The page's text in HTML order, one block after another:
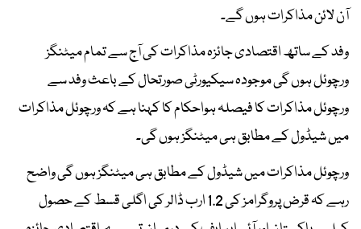
آن لائن مذاکرات ہوں گے۔
وفد کے ساتھ اقتصادی جائزہ مذاکرات کی آج سے تمام میٹنگز
ورچوئل ہوں گی موجودہ سیکیورٹی صورتحال کے باعث وفد سے
ورچوئل مذاکرات کا فیصلہ ہواحکام کا کہنا ہے کہ ورچوئل مذاکرات
میں شیڈول کے مطابق ہی میٹنگز ہوں گی۔
ورچوئل مذاکرات میں شیڈول کے مطابق ہی میٹنگز ہوں گی واضح
رہے کہ قرض پروگرامز کی 1.2 ارب ڈالر کی اگلی قسط کے حصول